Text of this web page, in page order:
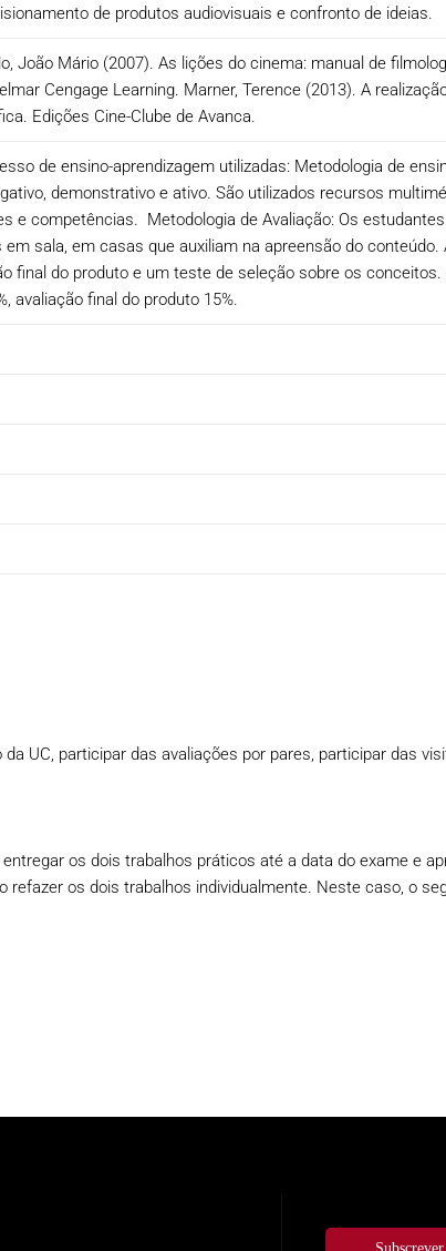
de produtos audiovisuais e confronto de ideias.
João Mário (2007). As lições do cinema: manual de
Cengage Learning. Marner, Terence (2013). A
Edições Cine-Clube de Avanca.
de ensino-aprendizagem utilizadas: Metodologia de
demonstrativo e ativo. São utilizados recursos
e competências. Metodologia de Avaliação: Os
sala, em casas que auxiliam na apreensão do
final do produto e um teste de seleção sobre os conceitos.
avaliação final do produto 15%.
UC, participar das avaliações por pares, participar das
os dois trabalhos práticos até a data do exame e
os dois trabalhos individualmente. Neste caso, o